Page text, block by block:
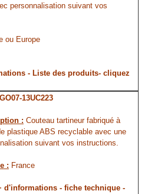
personnalisation suivant vos
ou Europe
- Liste des produits- cliquez
GO07-13UC223
: Couteau tartineur fabriqué à
plastique ABS recyclable avec une
suivant vos instructions.
: France
d'informations - fiche technique -